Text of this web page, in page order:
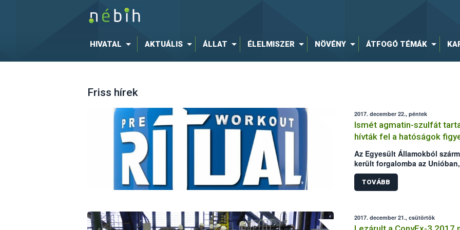
HIVATAL AKTUÁLIS ÁLLAT ÉLELMISZER NÖVÉNY ÁTFOGÓ TÉMÁK
Friss hírek
2017. december 22., péntek
Ismét agmatin-szulfát
hívták fel a hatóságok
Az Egyesült Államokból
került forgalomba az
élelmiszer-összetevőt
Élelmiszerlánc-biztonsági
hatóság bejelentése alapján –
TOVÁBB
2017. december 21., csütörtök